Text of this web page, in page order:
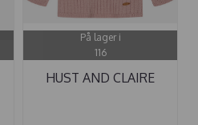
På lager i
116
HUST AND CLAIRE